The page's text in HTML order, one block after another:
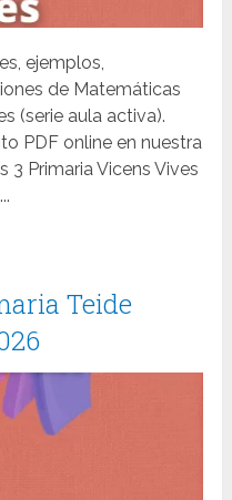
ejemplos,
de Matemáticas
(serie aula activa).
PDF online en nuestra
Primaria Vicens Vives
Teide